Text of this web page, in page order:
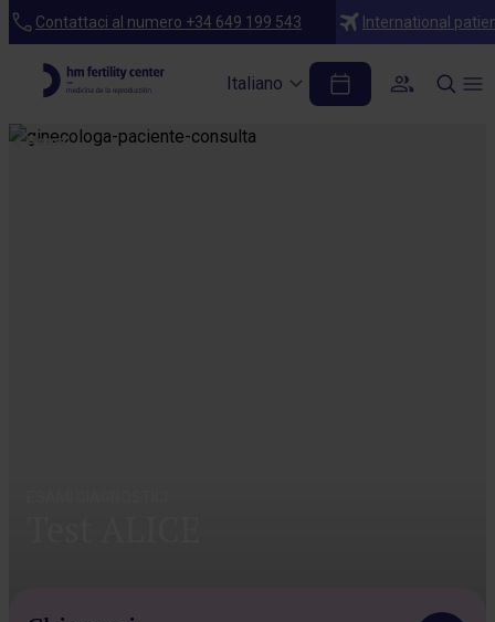
Contattaci al numero +34 649 199 543 International
Italiano
Home